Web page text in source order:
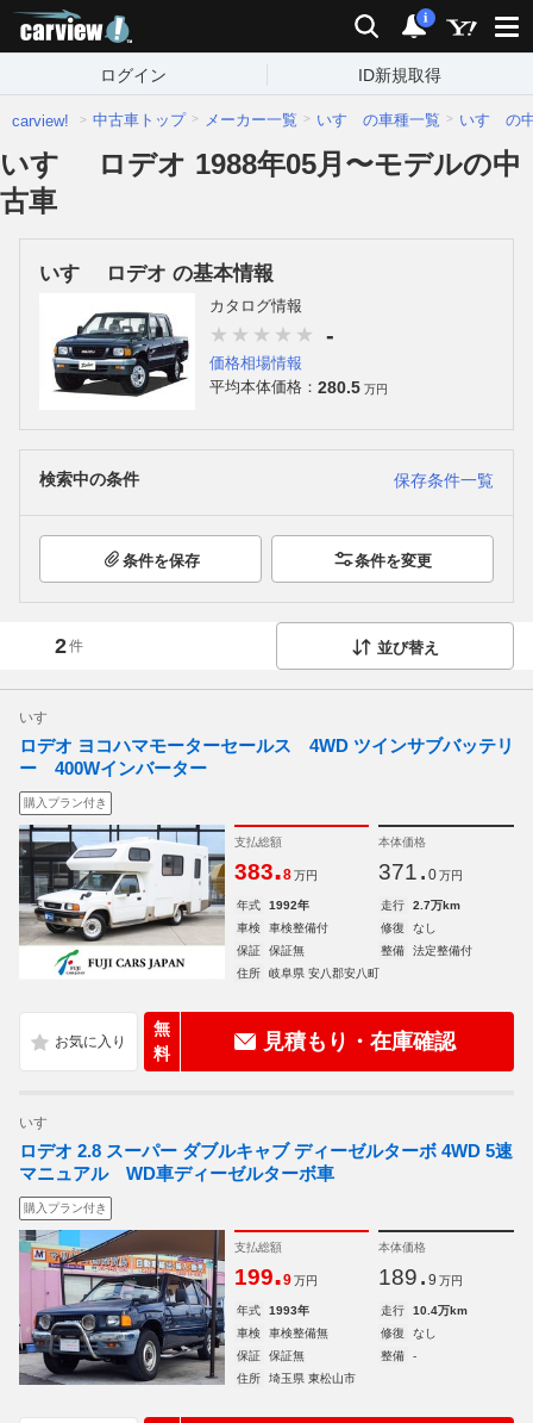
検索 通知
i
ログイン ID新規取得
carview! 中古車トップ メーカー一覧 いすゞの車種一覧 いすゞの
いすゞ ロデオ 1988年05月〜モデルの中
古車
いすゞ ロデオ の基本情報
カタログ情報
-
価格相場情報
平均本体価格： 280.5 万円
検索中の条件 保存条件一覧
条件を保存 条件を変更
2件 並び替え
いすゞ
ロデオ ヨコハマモーターセールス 4WD ツインサブバッテリ
ー 400Wインバーター
購入プラン付き
支払総額
383.8 万円
本体価格
371. 0 万円
年式 1992年 走行
2.7万km
車検
車検整備付 修復
なし
保証
保証無 整備
法定整備付
住所
岐阜県 安八郡安八町
無
料
見積もり・在庫確認
いすゞ
ロデオ 2.8 スーパー ダブルキャブ ディーゼルターボ 4WD 5速
マニュアル WD車ディーゼルターボ車
購入プラン付き
支払総額
199.9 万円
本体価格
189. 9 万円
年式 1993年 走行
10.4万km
車検
車検整備無 修復
なし
保証
保証無 整備
-
住所
埼玉県 東松山市